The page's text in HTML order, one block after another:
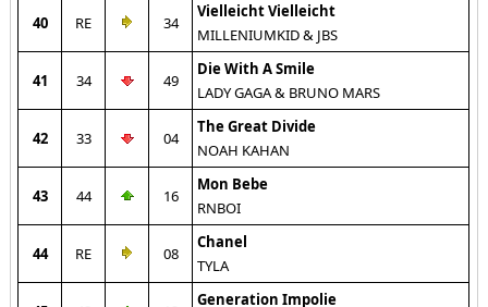
40 RE 34
Vielleicht Vielleicht
MILLENIUMKID & JBS
41 34 49
Die With A Smile
LADY GAGA & BRUNO MARS
42 33 04
The Great Divide
NOAH KAHAN
43 44 16
Mon Bebe
RNBOI
44 RE 08
Chanel
TYLA
Generation Impolie